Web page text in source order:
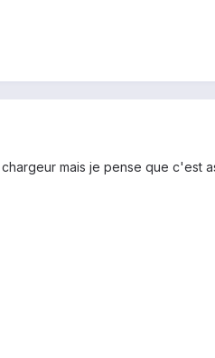
mais je pense que c'est